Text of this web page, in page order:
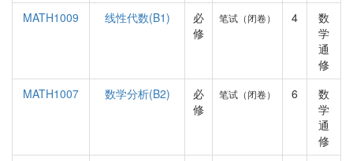
MATH1009
线性代数(B1)
必
修
笔试（闭卷） 4
数
学
通
修
MATH1007
数学分析(B2)
必
修
笔试（闭卷） 6
数
学
通
修